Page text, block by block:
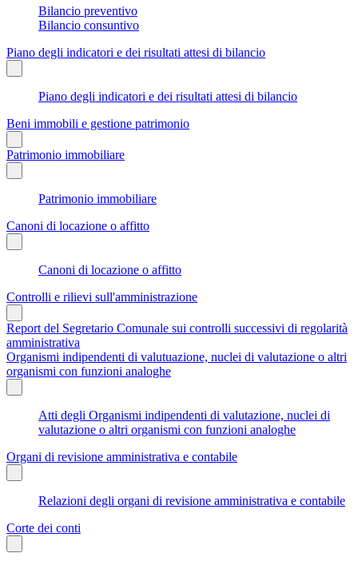
Bilancio preventivo
Bilancio consuntivo
Piano degli indicatori e dei risultati attesi di bilancio
Piano degli indicatori e dei risultati attesi di bilancio
Beni immobili e gestione patrimonio
Patrimonio immobiliare
Patrimonio immobiliare
Canoni di locazione o affitto
Canoni di locazione o affitto
Controlli e rilievi sull'amministrazione
Report del Segretario Comunale sui controlli successivi di regolarità
amministrativa
Organismi indipendenti di valutuazione, nuclei di valutazione o altri
organismi con funzioni analoghe
Atti degli Organismi indipendenti di valutazione, nuclei di
valutazione o altri organismi con funzioni analoghe
Organi di revisione amministrativa e contabile
Relazioni degli organi di revisione amministrativa e contabile
Corte dei conti